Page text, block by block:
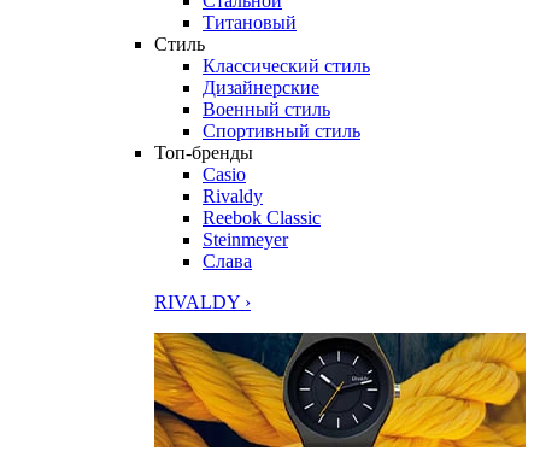
Титановый
Стиль
Классический стиль
Дизайнерские
Военный стиль
Спортивный стиль
Топ-бренды
Casio
Rivaldy
Reebok Classic
Steinmeyer
Слава
RIVALDY ›